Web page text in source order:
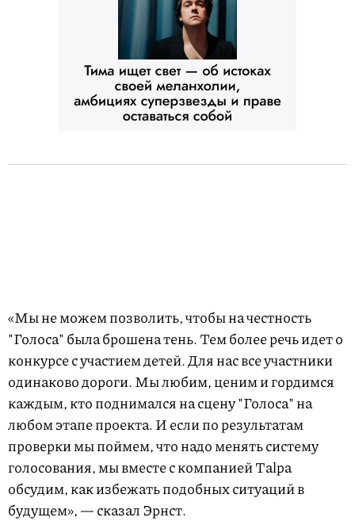
«Мы не можем позволить, чтобы на честность
"Голоса" была брошена тень. Тем более речь идет о
конкурсе с участием детей. Для нас все участники
одинаково дороги. Мы любим, ценим и гордимся
каждым, кто поднимался на сцену "Голоса" на
любом этапе проекта. И если по результатам
проверки мы поймем, что надо менять систему
голосования, мы вместе с компанией Talpa
обсудим, как избежать подобных ситуаций в
будущем», — сказал Эрнст.